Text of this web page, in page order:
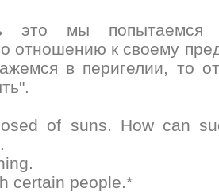
это мы
отношению к своему
в перигелии, то
of suns. How can
certain people.*